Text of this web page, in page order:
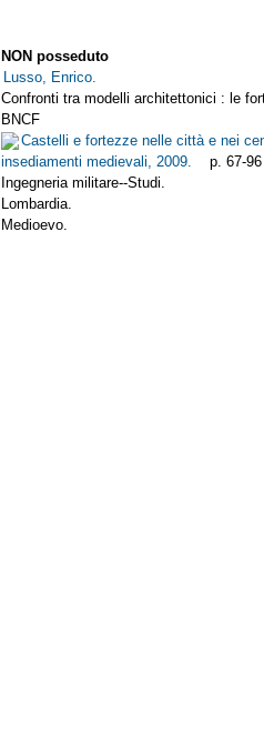
NON posseduto
Lusso, Enrico.
Confronti tra modelli architettonici : le
BNCF
Castelli e fortezze nelle città e nei
insediamenti medievali, 2009.
p. 67-96
Ingegneria militare--Studi.
Lombardia.
Medioevo.